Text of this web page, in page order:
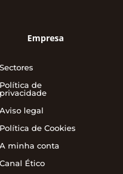
Empresa
Sectores
Política de
privacidade
Aviso legal
Política de Cookies
A minha conta
Canal Ético